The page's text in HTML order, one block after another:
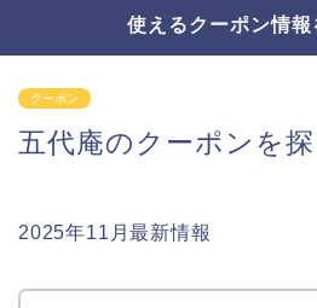
使えるクーポン情
クーポン
五代庵のクーポンを
2025年11月最新情報